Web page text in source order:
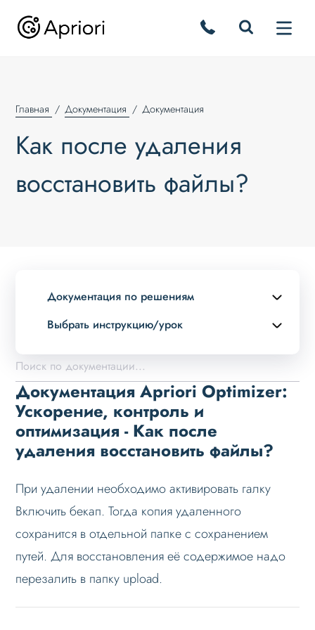
Главная Документация Документация
Как после удаления
восстановить файлы?
Документация по решениям
Выбрать инструкцию/урок
Описание курса
Возможности
Установка решения
Настройка
Проблемы и решения
Доступен ли полный функционал на демо
периоде?
Почему сайт зависает при обновлении
списка файлов?
Как после удаления восстановить
Документация Apriori Optimizer:
Ускорение, контроль и
оптимизация - Как после
удаления восстановить файлы?
При удалении необходимо активировать галку
Включить бекап. Тогда копия удаленного
сохранится в отдельной папке с сохранением
путей. Для восстановления её содержимое надо
перезалить в папку upload.